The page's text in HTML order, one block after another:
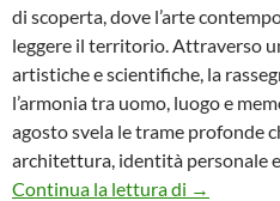
di scoperta, dove l’arte
leggere il territorio. Attraverso
artistiche e scientifiche, la
l’armonia tra uomo, luogo e
agosto svela le trame profonde
architettura, identità personale
Continua la lettura di →